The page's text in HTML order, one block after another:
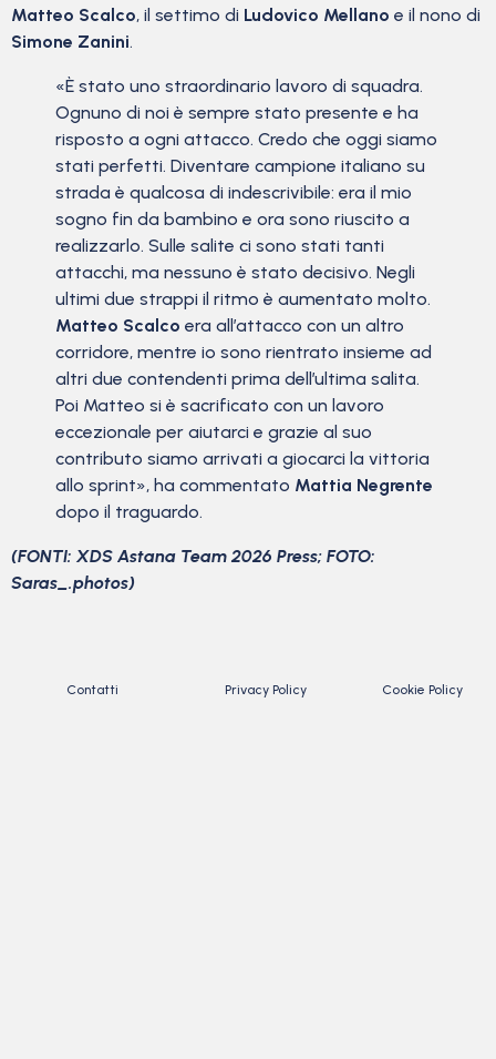
Matteo Scalco, il settimo di Ludovico Mellano e il nono di
Simone Zanini.
«È stato uno straordinario lavoro di squadra.
Ognuno di noi è sempre stato presente e ha
risposto a ogni attacco. Credo che oggi siamo
stati perfetti. Diventare campione italiano su
strada è qualcosa di indescrivibile: era il mio
sogno fin da bambino e ora sono riuscito a
realizzarlo. Sulle salite ci sono stati tanti
attacchi, ma nessuno è stato decisivo. Negli
ultimi due strappi il ritmo è aumentato molto.
Matteo Scalco era all’attacco con un altro
corridore, mentre io sono rientrato insieme ad
altri due contendenti prima dell’ultima salita.
Poi Matteo si è sacrificato con un lavoro
eccezionale per aiutarci e grazie al suo
contributo siamo arrivati a giocarci la vittoria
allo sprint», ha commentato Mattia Negrente
dopo il traguardo.
(FONTI: XDS Astana Team 2026 Press; FOTO:
Saras_.photos)
Contatti Privacy Policy Cookie Policy